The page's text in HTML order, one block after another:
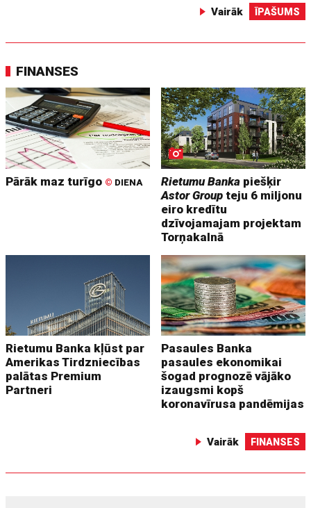
Vairāk ĪPAŠUMS
FINANSES
Pārāk maz turīgo © DIENA Rietumu Banka piešķir
Astor Group teju 6 miljonu
eiro kredītu
dzīvojamajam projektam
Torņakalnā
Rietumu Banka kļūst par
Amerikas Tirdzniecības
palātas Premium
Partneri
Pasaules Banka
pasaules ekonomikai
šogad prognozē vājāko
izaugsmi kopš
koronavīrusa pandēmijas
Vairāk FINANSES